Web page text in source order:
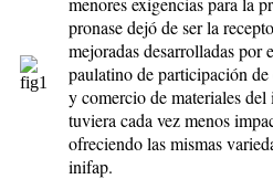
pronase dejó de ser la
mejoradas desarrolladas
paulatino de participación
y comercio de materiales
tuviera cada vez menos
ofreciendo las mismas
inifap.